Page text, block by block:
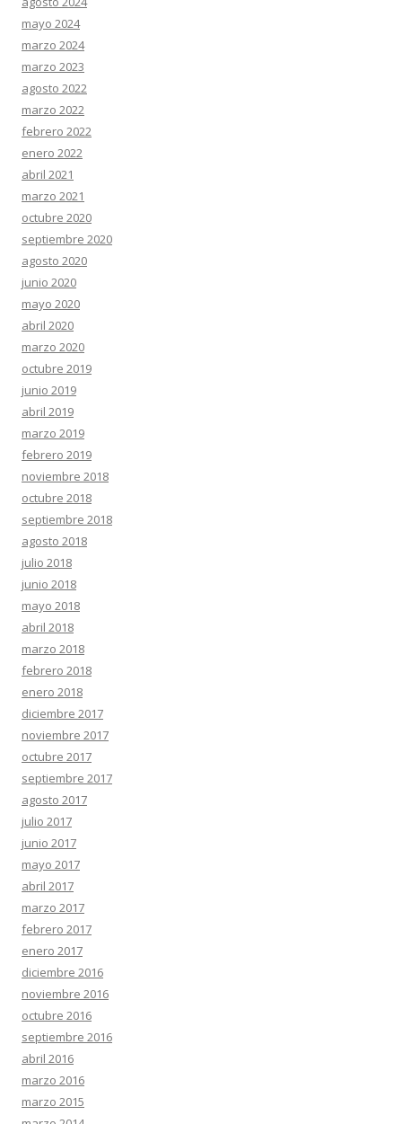
mayo 2024
marzo 2024
marzo 2023
agosto 2022
marzo 2022
febrero 2022
enero 2022
abril 2021
marzo 2021
octubre 2020
septiembre 2020
agosto 2020
junio 2020
mayo 2020
abril 2020
marzo 2020
octubre 2019
junio 2019
abril 2019
marzo 2019
febrero 2019
noviembre 2018
octubre 2018
septiembre 2018
agosto 2018
julio 2018
junio 2018
mayo 2018
abril 2018
marzo 2018
febrero 2018
enero 2018
diciembre 2017
noviembre 2017
octubre 2017
septiembre 2017
agosto 2017
julio 2017
junio 2017
mayo 2017
abril 2017
marzo 2017
febrero 2017
enero 2017
diciembre 2016
noviembre 2016
octubre 2016
septiembre 2016
abril 2016
marzo 2016
marzo 2015